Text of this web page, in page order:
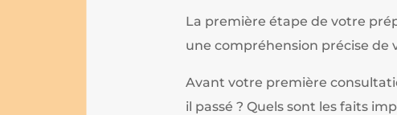
La première étape de votre
une compréhension précise de
Avant votre première
il passé ? Quels sont les faits